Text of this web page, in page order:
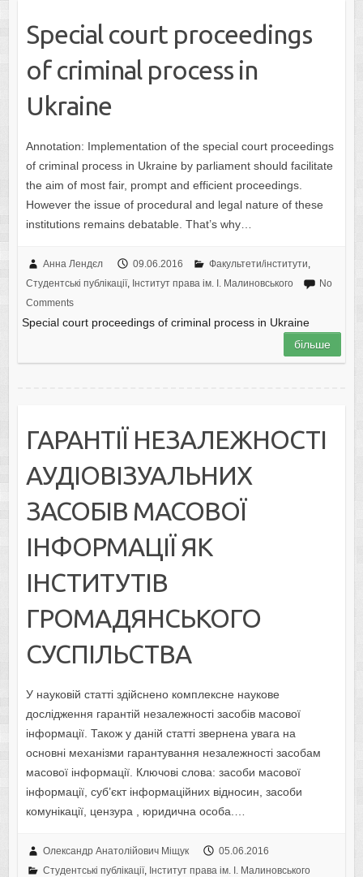
Special court proceedings
of criminal process in
Ukraine
Annotation: Implementation of the special court proceedings
of criminal process in Ukraine by parliament should facilitate
the aim of most fair, prompt and efficient proceedings.
However the issue of procedural and legal nature of these
institutions remains debatable. That’s why…
Анна Лендєл 09.06.2016 Факультети/інститути
Студентські публікації, Інститут права ім. І. Малиновського
No
Comments
Special court proceedings of criminal process in Ukraine
більше
ГАРАНТІЇ НЕЗАЛЕЖНОСТІ
АУДІОВІЗУАЛЬНИХ
ЗАСОБІВ МАСОВОЇ
ІНФОРМАЦІЇ ЯК
ІНСТИТУТІВ
ГРОМАДЯНСЬКОГО
СУСПІЛЬСТВА
У науковій статті здійснено комплексне наукове
дослідження гарантій незалежності засобів масової
інформації. Також у даній статті звернена увага на
основні механізми гарантування незалежності засобам
масової інформації. Ключові слова: засоби масової
інформації, суб’єкт інформаційних відносин, засоби
комунікації, цензура , юридична особа.…
Олександр Анатолійович Міщук
05.06.2016
Студентські публікації, Інститут права ім. І. Малиновського